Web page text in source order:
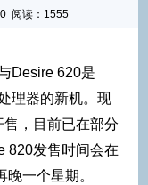
阅读：1555
Desire 620是
理器的新机。现
，目前已在部分
820发售时间会在
一个星期。